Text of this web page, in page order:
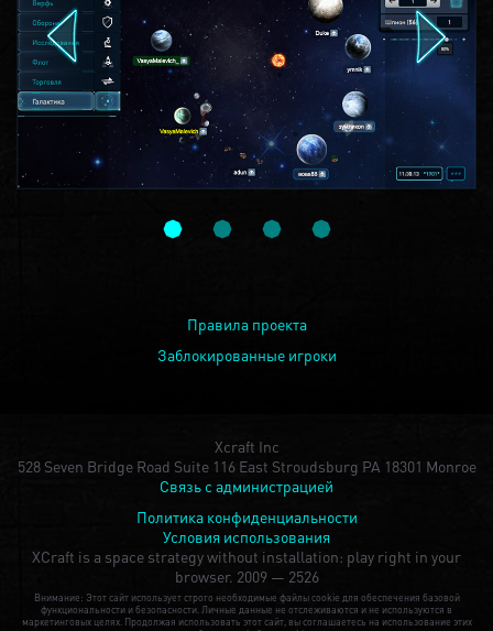
Правила проекта
Заблокированные игроки
Xcraft Inc
528 Seven Bridge Road Suite 116 East Stroudsburg PA 18301 Monroe
Связь с администрацией
Политика конфиденциальности
Условия использования
XCraft is a space strategy without installation: play right in your
browser. 2009 — 2526
Внимание: Этот сайт использует строго необходимые файлы cookie для обеспечения базовой
функциональности и безопасности. Личные данные не отслеживаются и не используются в
маркетинговых целях. Продолжая использовать этот сайт, вы соглашаетесь на использование этих